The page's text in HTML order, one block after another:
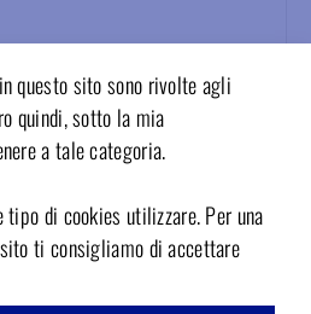
questo sito sono rivolte agli
quindi, sotto la mia
a tale categoria.
di cookies utilizzare. Per una
ti consigliamo di accettare
: agisce in soli 30 minuti.
prima dell’installazione di sistemi di
alla soluzione colorata che facilita